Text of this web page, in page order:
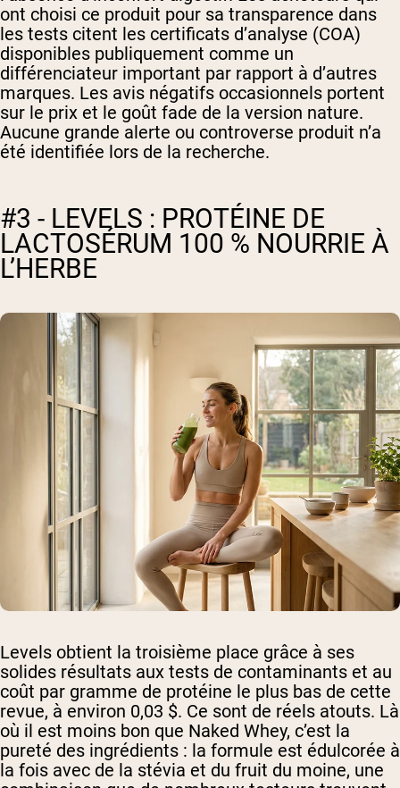
ont choisi ce produit pour sa transparence dans
les tests citent les certificats d’analyse (COA)
disponibles publiquement comme un
différenciateur important par rapport à d’autres
marques. Les avis négatifs occasionnels portent
sur le prix et le goût fade de la version nature.
Aucune grande alerte ou controverse produit n’a
été identifiée lors de la recherche.
#3 - LEVELS : PROTÉINE DE
LACTOSÉRUM 100 % NOURRIE À
L’HERBE
Levels obtient la troisième place grâce à ses
solides résultats aux tests de contaminants et au
coût par gramme de protéine le plus bas de cette
revue, à environ 0,03 $. Ce sont de réels atouts. Là
où il est moins bon que Naked Whey, c’est la
pureté des ingrédients : la formule est édulcorée à
la fois avec de la stévia et du fruit du moine, une